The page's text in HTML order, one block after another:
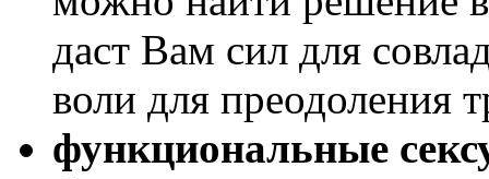
даст Вам сил для
воли для преодоления
функциональные